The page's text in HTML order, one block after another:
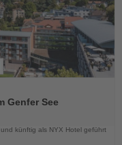
Genfer See
künftig als NYX Hotel geführt